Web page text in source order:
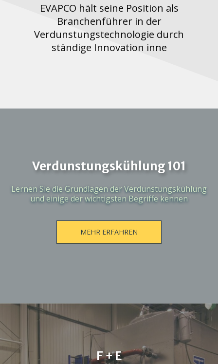
EVAPCO hält seine Position als
Branchenführer in der
Verdunstungstechnologie durch
ständige Innovation inne
Verdunstungskühlung 101
Lernen Sie die Grundlagen der Verdunstungskühlung
und einige der wichtigsten Begriffe kennen
MEHR ERFAHREN
F + E